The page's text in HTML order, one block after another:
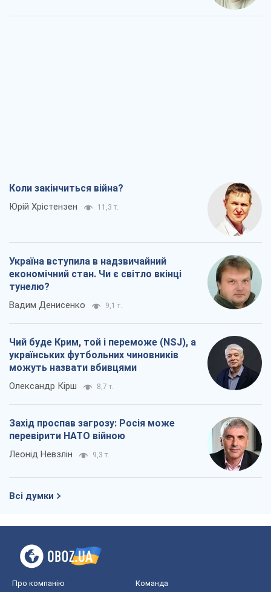
Коли закінчиться війна?
Юрій Хрістензен 11,3 т.
Україна вступила в надзвичайний
економічний стан. Чи є світло вкінці
тунелю?
Вадим Денисенко 9,1 т.
Чий буде Крим, той і переможе (NSJ), а
українських футбольних чиновників
можуть назвати вбивцями
Олександр Кірш 8,7 т.
Захід проспав загрозу: Росія може
перевірити НАТО війною
Леонід Невзлін 9,3 т.
Всі думки
Про компанію Команда